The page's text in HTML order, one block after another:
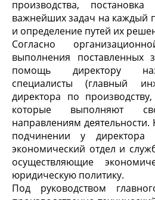
производства,
важнейших задач на каждый
и определение путей их
Согласно
выполнения
помощь директору
специалисты (главный
директора по
которые выполняют
направлениям
подчинении у директора
экономический отдел и
осуществляющие
юридическую политику.
Под руководством